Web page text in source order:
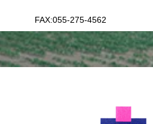
FAX:055-275-4562